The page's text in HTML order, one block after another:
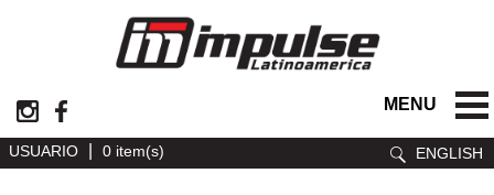
MENU
ENGLISH
USUARIO 0 item(s)